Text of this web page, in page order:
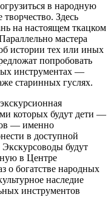
в народную
Здесь
на настоящем ткацком
мастера
истории тех или иных
попробовать
инструментах —
старинных гуслях.
которых будут дети —
— именно
в доступной
будут
в Центре
о богатстве народных
наследие
инструментов